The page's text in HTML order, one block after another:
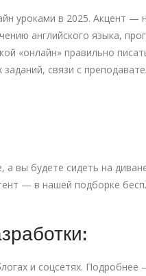
уроками в 2025. Акцент —
английского языка,
«онлайн» правильно
связи с
вы будете сидеть на
— в нашей подборке
и соцсетях.